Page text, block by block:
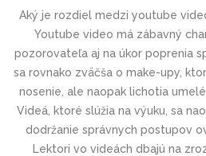
Aký je rozdiel medzi youtube
Youtube video má zábavný
pozorovateľa aj na úkor poprenia
sa rovnako zväčša o make-upy,
nosenie, ale naopak lichotia
Videá, ktoré slúžia na výuku, sa
dodržanie správnych postupov
Lektori vo videách dbajú na